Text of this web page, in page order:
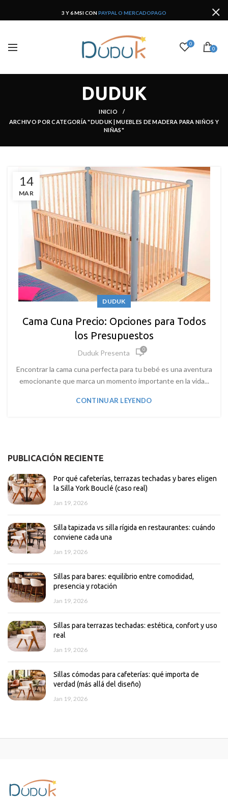
3 Y 6 MSI CON PAYPAL O MERCADOPAGO
0
0
DUDUK
INICIO
ARCHIVO POR CATEGORÍA"DUDUK | MUEBLES DE MADERA PARA NIÑOS Y
NIÑAS"
14
MAR
DUDUK
Cama Cuna Precio: Opciones para Todos
los Presupuestos
Duduk Presenta 0
Encontrar la cama cuna perfecta para tu bebé es una aventura
emocionante que marca un momento importante en la vida...
CONTINUAR LEYENDO
PUBLICACIÓN RECIENTE
Por qué cafeterías, terrazas techadas y bares eligen
la Silla York Bouclé (caso real)
Jan 19, 2026
Silla tapizada vs silla rígida en restaurantes: cuándo
conviene cada una
Jan 19, 2026
Sillas para bares: equilibrio entre comodidad,
presencia y rotación
Jan 19, 2026
Sillas para terrazas techadas: estética, confort y uso
real
Jan 19, 2026
Sillas cómodas para cafeterías: qué importa de
verdad (más allá del diseño)
Jan 19, 2026